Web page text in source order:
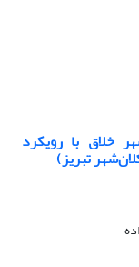
خلاق با رویکرد
تبریز)